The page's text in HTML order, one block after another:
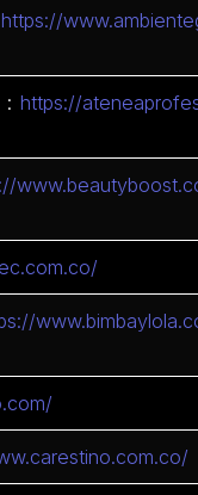
https://
:https://